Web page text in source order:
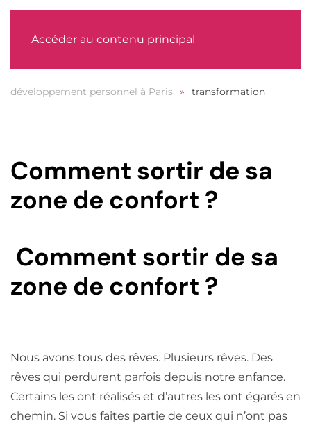
Accéder au contenu principal
développement personnel à Paris transformation
Comment sortir de sa
zone de confort ?
Comment sortir de sa
zone de confort ?
Nous avons tous des rêves. Plusieurs rêves. Des
rêves qui perdurent parfois depuis notre enfance.
Certains les ont réalisés et d’autres les ont égarés en
chemin. Si vous faites partie de ceux qui n’ont pas